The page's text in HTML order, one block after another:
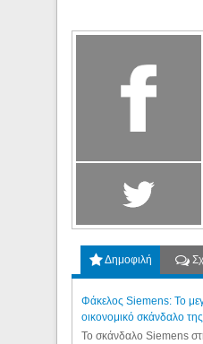
Δημοφιλή
Φάκελος Siemens: Το
οικονομικό σκάνδαλο
Το σκάνδαλο Siemens